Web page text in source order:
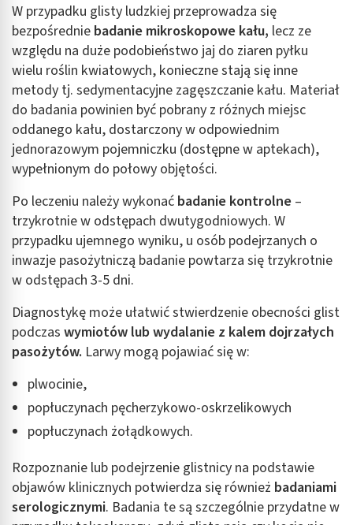
W przypadku glisty ludzkiej przeprowadza się
bezpośrednie badanie mikroskopowe kału, lecz ze
względu na duże podobieństwo jaj do ziaren pyłku
wielu roślin kwiatowych, konieczne stają się inne
metody tj. sedymentacyjne zagęszczanie kału. Materiał
do badania powinien być pobrany z różnych miejsc
oddanego kału, dostarczony w odpowiednim
jednorazowym pojemniczku (dostępne w aptekach),
wypełnionym do połowy objętości.
Po leczeniu należy wykonać badanie kontrolne –
trzykrotnie w odstępach dwutygodniowych. W
przypadku ujemnego wyniku, u osób podejrzanych o
inwazje pasożytniczą badanie powtarza się trzykrotnie
w odstępach 3-5 dni.
Diagnostykę może ułatwić stwierdzenie obecności glist
podczas wymiotów lub wydalanie z kalem dojrzałych
pasożytów. Larwy mogą pojawiać się w:
plwocinie,
popłuczynach pęcherzykowo-oskrzelikowych
popłuczynach żołądkowych.
Rozpoznanie lub podejrzenie glistnicy na podstawie
objawów klinicznych potwierdza się również badaniami
serologicznymi. Badania te są szczególnie przydatne w